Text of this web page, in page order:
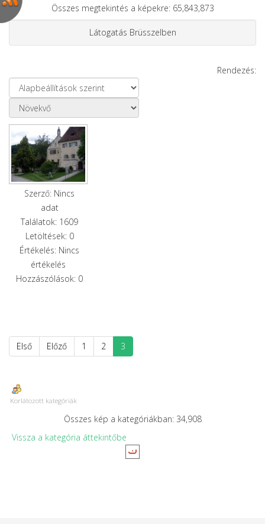
Összes megtekintés a képekre: 65,843,873
Látogatás Brüsszelben
Rendezés:
Szerző: Nincs
adat
Találatok: 1609
Letöltések: 0
Értékelés: Nincs
értékelés
Hozzászólások: 0
Első Előző 1 2 3
Korlátozott kategóriák
Összes kép a kategóriákban: 34,908
Vissza a kategória áttekintőbe